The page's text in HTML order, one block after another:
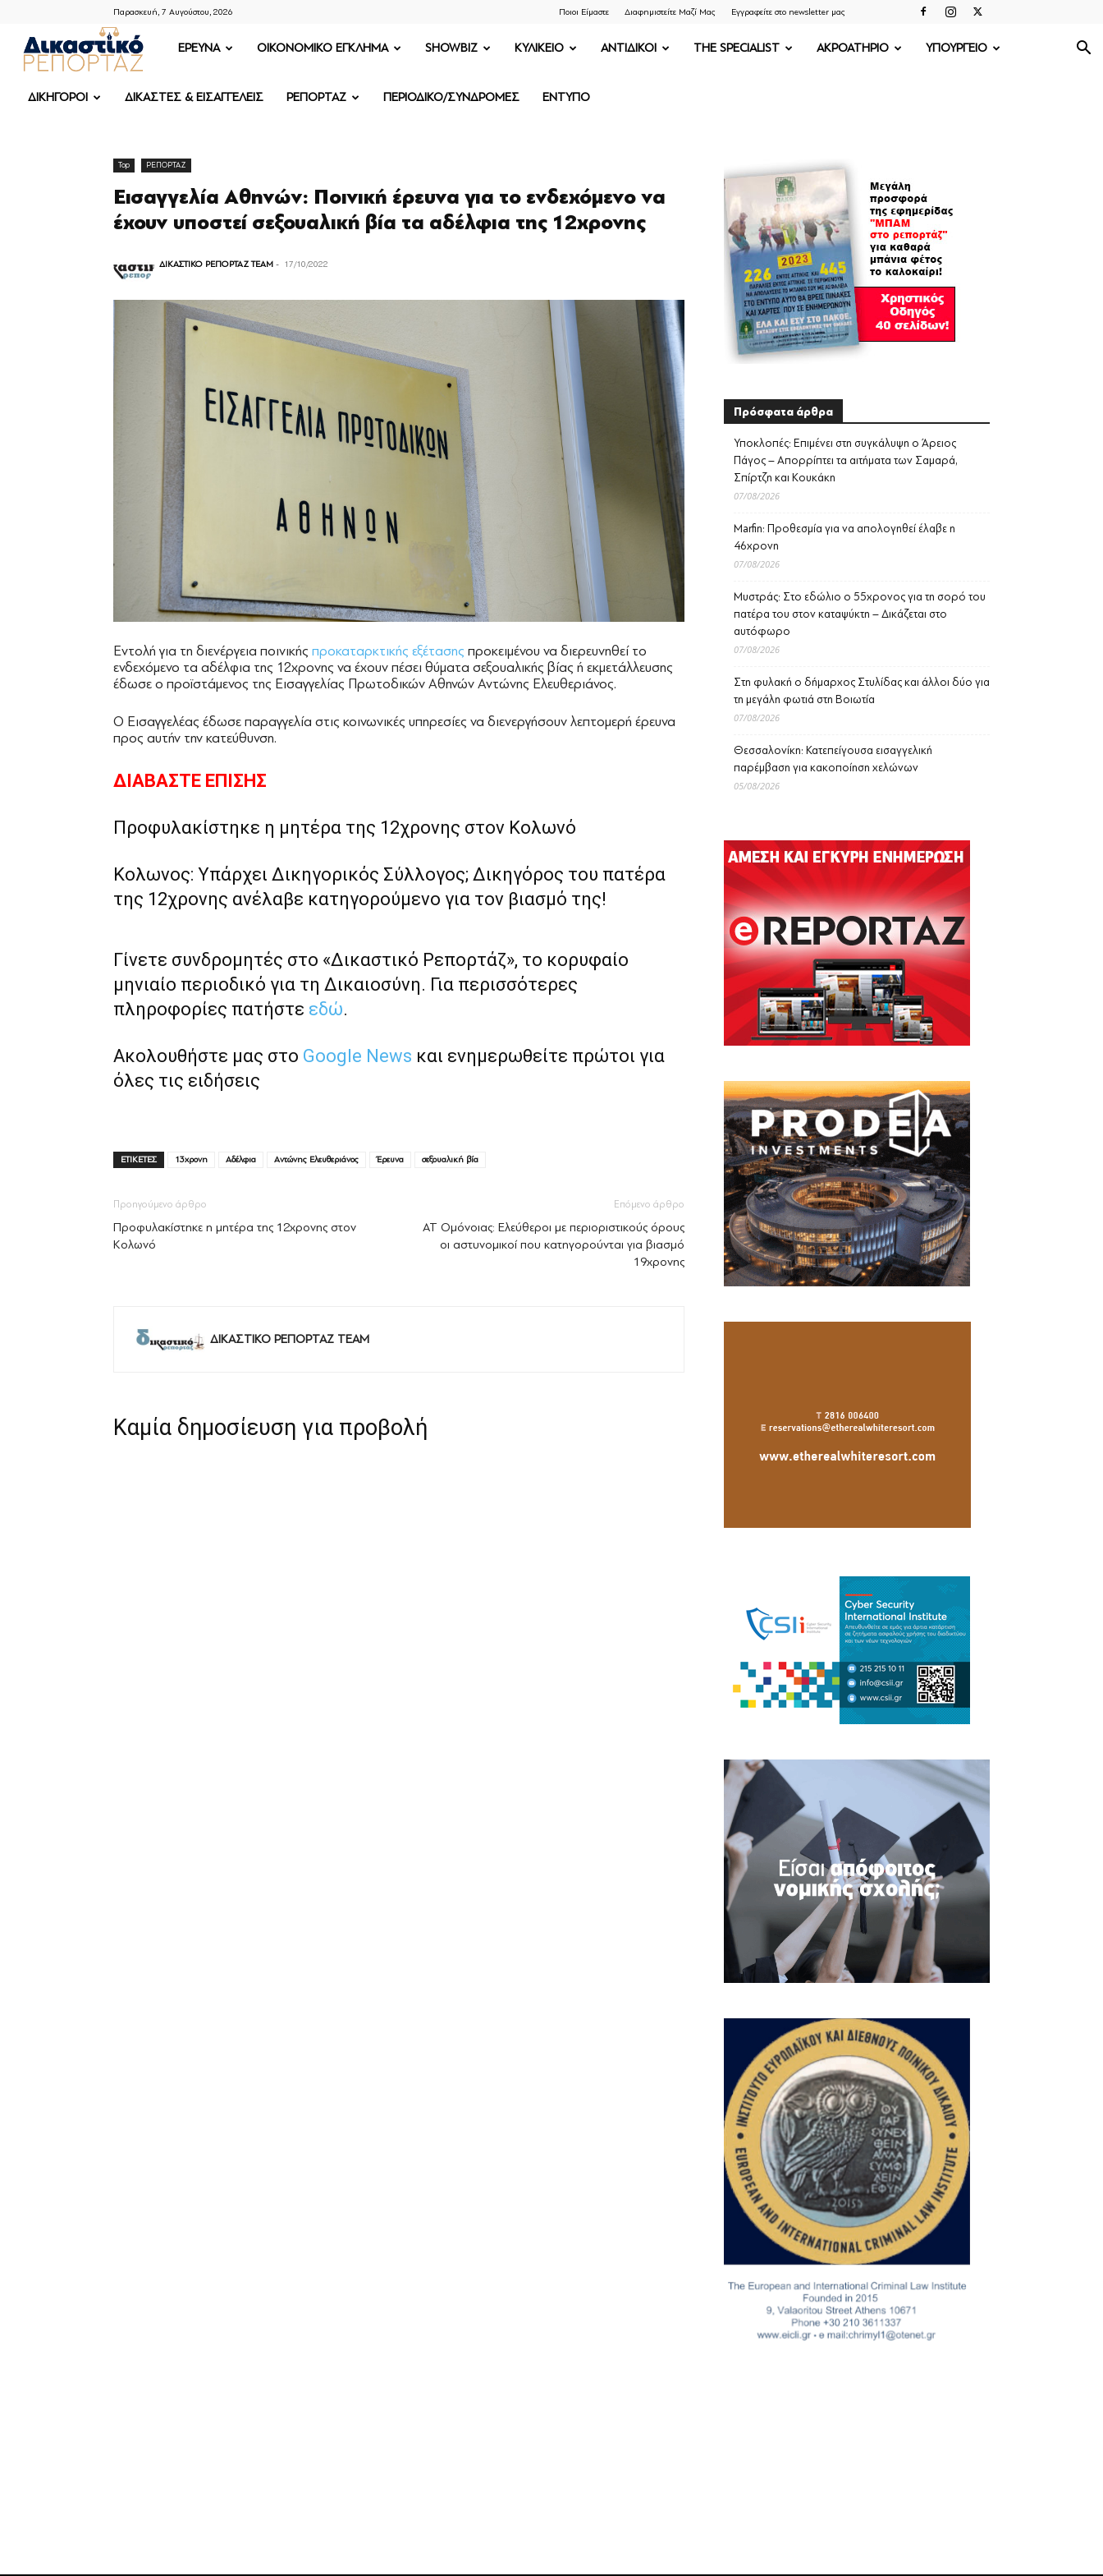
Παρασκευή, 7 Αυγούστου, 2026 Ποιοι Είμαστε Διαφημιστείτε Μαζί Μας Εγγραφείτε στο newsletter μας
ΔΙΚΑΣΤΙΚΟ
ΡΕΠΟΡΤΑΖ
ΕΡΕΥΝΑ OIKONOMIKO ΕΓΚΛΗΜΑ SHOWBIZ ΚΥΛΙΚΕΙΟ ΑΝΤΙΔΙΚΟΙ THE SPECIALIST ΑΚΡΟΑΤΗΡΙΟ ΥΠΟΥΡΓΕΙΟ
ΔΙΚΗΓΟΡΟΙ ΔΙΚΑΣΤΕΣ & ΕΙΣΑΓΓΕΛΕΙΣ ΡΕΠΟΡΤΑΖ ΠΕΡΙΟΔΙΚΟ/ΣΥΝΔΡΟΜΕΣ ΕΝΤΥΠΟ
Top ΡΕΠΟΡΤΑΖ
Εισαγγελία Αθηνών: Ποινική έρευνα για το ενδεχόμενο να
έχουν υποστεί σεξουαλική βία τα αδέλφια της 12χρονης
ΔΙΚΑΣΤΙΚΟ ΡΕΠΟΡΤΑΖ TEAM - 17/10/2022
Εντολή για τη διενέργεια ποινικής προκαταρκτικής εξέτασης προκειμένου να διερευνηθεί το
ενδεχόμενο τα αδέλφια της 12χρονης να έχουν πέσει θύματα σεξουαλικής βίας ή εκμετάλλευσης
έδωσε ο προϊστάμενος της Εισαγγελίας Πρωτοδικών Αθηνών Αντώνης Ελευθεριάνος.
Ο Εισαγγελέας έδωσε παραγγελία στις κοινωνικές υπηρεσίες να διενεργήσουν λεπτομερή έρευνα
προς αυτήν την κατεύθυνση.
ΔΙΑΒΑΣΤΕ ΕΠΙΣΗΣ
Προφυλακίστηκε η μητέρα της 12χρονης στον Κολωνό
Κολωνος: Υπάρχει Δικηγορικός Σύλλογος; Δικηγόρος του πατέρα
της 12χρονης ανέλαβε κατηγορούμενο για τον βιασμό της!
Γίνετε συνδρομητές στο «Δικαστικό Ρεπορτάζ», το κορυφαίο
μηνιαίο περιοδικό για τη Δικαιοσύνη. Για περισσότερες
πληροφορίες πατήστε εδώ.
Ακολουθήστε μας στο Google News και ενημερωθείτε πρώτοι για
όλες τις ειδήσεις
ΕΤΙΚΕΤΕΣ 13χρονη Αδέλφια Αντώνης Ελευθεριάνος Έρευνα σεξουαλική βία
Προηγούμενο άρθρο
Προφυλακίστηκε η μητέρα της 12χρονης στον
Κολωνό
Επόμενο άρθρο
ΑΤ Ομόνοιας: Ελεύθεροι με περιοριστικούς όρους
οι αστυνομικοί που κατηγορούνται για βιασμό
19χρονης
ΔΙΚΑΣΤΙΚΟ ΡΕΠΟΡΤΑΖ TEAM
Καμία δημοσίευση για προβολή
Πρόσφατα άρθρα
Υποκλοπές: Επιμένει στη συγκάλυψη ο Άρειος
Πάγος – Απορρίπτει τα αιτήματα των Σαμαρά,
Σπίρτζη και Κουκάκη
07/08/2026
Marfin: Προθεσμία για να απολογηθεί έλαβε η
46χρονη
07/08/2026
Μυστράς: Στο εδώλιο ο 55χρονος για τη σορό του
πατέρα του στον καταψύκτη – Δικάζεται στο
αυτόφωρο
07/08/2026
Στη φυλακή ο δήμαρχος Στυλίδας και άλλοι δύο για
τη μεγάλη φωτιά στη Βοιωτία
07/08/2026
Θεσσαλονίκη: Κατεπείγουσα εισαγγελική
παρέμβαση για κακοποίηση χελώνων
05/08/2026